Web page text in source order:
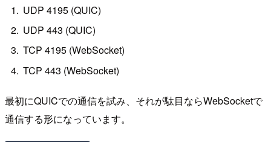
UDP 4195 (QUIC)
UDP 443 (QUIC)
TCP 4195 (WebSocket)
TCP 443 (WebSocket)
最初にQUICでの通信を試み、それが駄目ならWebSocketで
通信する形になっています。